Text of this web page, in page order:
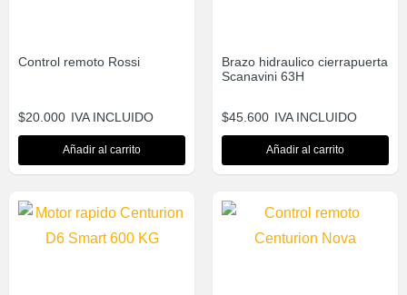
Control remoto Rossi
$20.000 IVA INCLUIDO
Añadir al carrito
Brazo hidraulico cierrapuerta
Scanavini 63H
$45.600 IVA INCLUIDO
Añadir al carrito